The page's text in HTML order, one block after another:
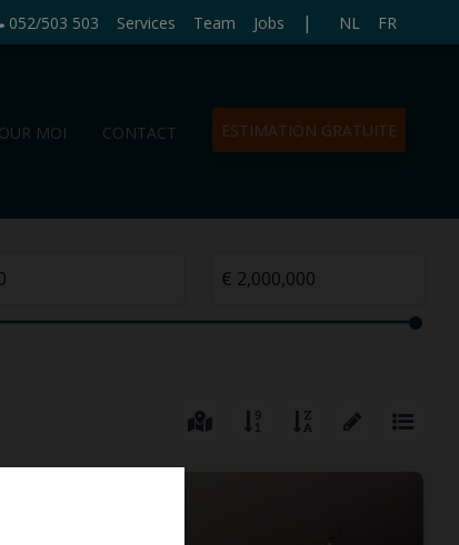
052/503 503 Services Team Jobs | NL FR
MOI CONTACT ESTIMATION GRATUITE